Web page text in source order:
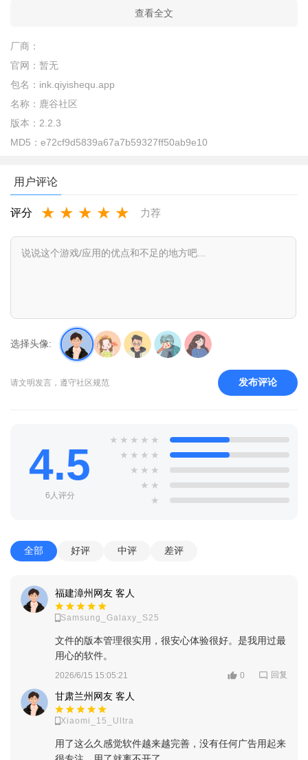
注意：需要找回的老用户是指旧版本的正式用户（旧版本
用户，那么请重新注册。新版本只保留了旧版本正式用户的数
据。
鹿谷社区使用教程？
1、首次进入软件，需要点击【授权】
2、进入首页，系统会推送最新的软件游戏资源，以及推荐资
查看全文
厂商：
官网： 暂无
包名： ink.qiyishequ.app
名称： 鹿谷社区
版本： 2.2.3
MD5： e72cf9d5839a67a7b59327ff50ab9e10
用户评论
评分 ★ ★ ★ ★ ★ 力荐
选择头像:
请文明发言，遵守社区规范 发布评论
4.5
6人评分
★ ★ ★ ★ ★
★ ★ ★ ★
★ ★ ★
★ ★
★
全部 好评 中评 差评
福建漳州网友 客人
Samsung_Galaxy_S25
文件的版本管理很实用，很安心体验很好。是我用过最
用心的软件。
2026/6/15 15:05:21 0 回复
甘肃兰州网友 客人
Xiaomi_15_Ultra
用了这么久感觉软件越来越完善，没有任何广告用起来